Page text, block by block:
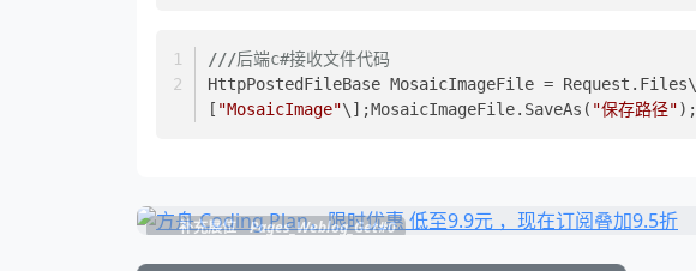
///后端c#接收文件代码
HttpPostedFileBase MosaicImageFile = Request.Files\
[ "MosaicImage"\];MosaicImageFile.SaveAs( "保存路径");
补充展位 Pages_Weblog_Get#0